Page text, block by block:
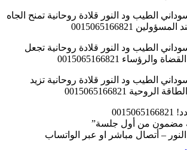
الطيب ود النور قلادة روحانية تمنح الجاه
0015065166821
الطيب ود النور قلادة روحانية تجعل
0015065166821
الطيب ود النور قلادة روحانية تزيد
0015065166821
مضمون من أول جلسة”
– أتصال مباشر او عبر الواتساب